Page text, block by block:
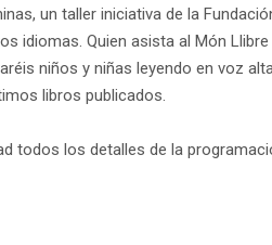
un taller iniciativa de la
Quien asista al Món
niños y niñas leyendo en voz
libros publicados.
todos los detalles de la